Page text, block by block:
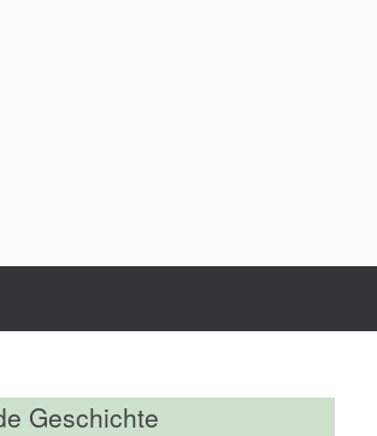
Geschichte